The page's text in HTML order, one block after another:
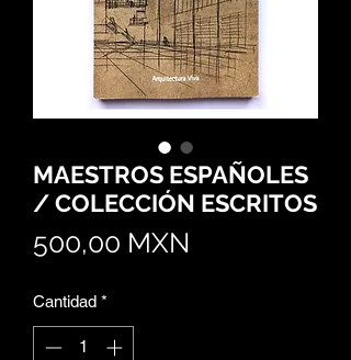
MAESTROS ESPAÑOLES
/ COLECCIÓN ESCRITOS
500,00 MXN
Cantidad *